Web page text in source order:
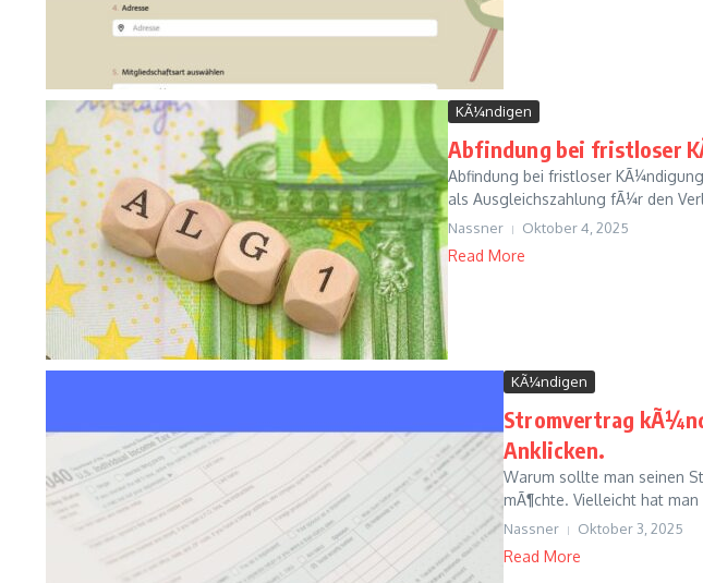
KÃ¼ndigen
Abfindung bei fristloser
Abfindung bei fristloser
als Ausgleichszahlung fÃ¼r den
Nassner Oktober 4, 2025
Read More
KÃ¼ndigen
Stromvertrag
Anklicken.
Warum sollte man seinen
mÃ¶chte. Vielleicht hat
Nassner Oktober 3, 2025
Read More